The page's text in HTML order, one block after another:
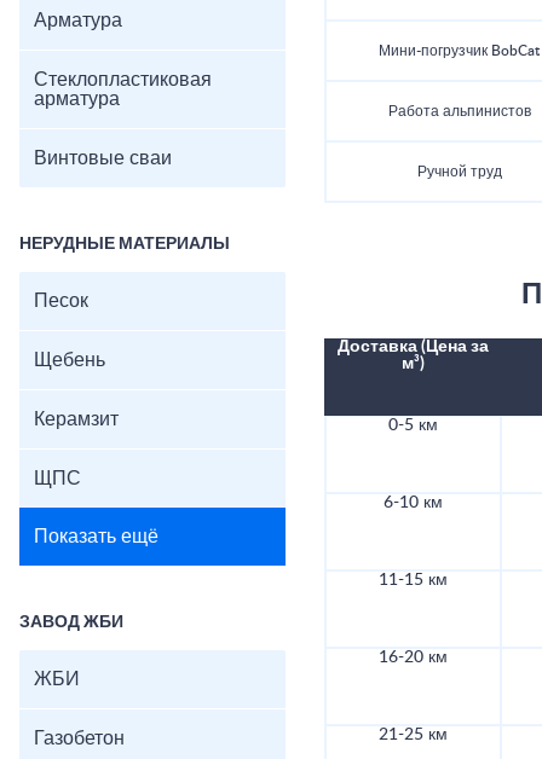
Арматура
Стеклопластиковая
арматура
Винтовые сваи
НЕРУДНЫЕ МАТЕРИАЛЫ
Песок
Щебень
Керамзит
ЩПС
Показать ещё
ЗАВОД ЖБИ
ЖБИ
Газобетон
Мини-погрузчик BobCat
Работа альпинистов
Ручной труд
Доставка (Цена за
м³)
0-5 км
6-10 км
11-15 км
16-20 км
21-25 км